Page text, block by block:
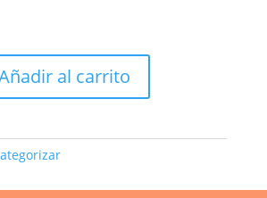
al carrito